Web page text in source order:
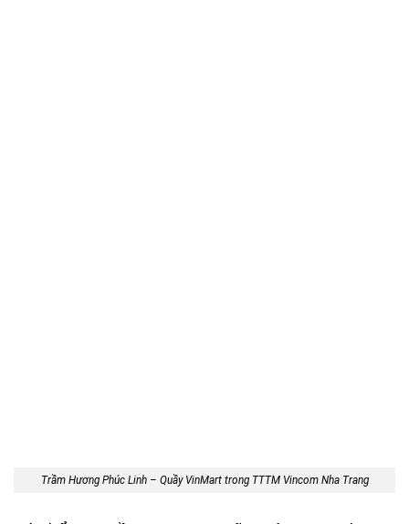
Trầm Hương Phúc Linh – Quầy VinMart trong TTTM Vincom Nha Trang